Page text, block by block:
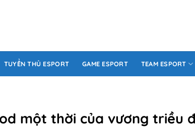
TUYỂN THỦ ESPORT GAME ESPORT TEAM ESPORT
một thời của vương triều